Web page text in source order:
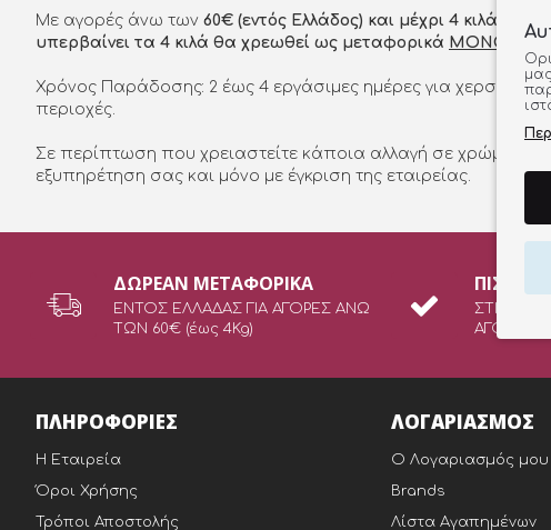
Με αγορές άνω των 60€ (εντός Ελλάδος) και μέχρι 4 κιλά
υπερβαίνει τα 4 κιλά θα χρεωθεί ως μεταφορικά ΜΟΝΟ η
Χρόνος Παράδοσης: 2 έως 4 εργάσιμες ημέρες για
περιοχές.
Σε περίπτωση που χρειαστείτε κάποια αλλαγή σε χρώμα /
εξυπηρέτηση σας και μόνο με έγκριση της εταιρείας.
ΔΩΡEAN ΜΕΤΑΦΟΡΙΚΑ
ΕΝΤΟΣ ΕΛΛΑΔΑΣ ΓΙΑ ΑΓΟΡΕΣ ΑΝΩ
ΤΩΝ 60€ (έως 4Kg)
ΣΤΙΣ
ΑΓΟΡΑΣ
ΠΛΗΡΟΦΟΡΙΕΣ
Η Εταιρεία
Όροι Χρήσης
Τρόποι Αποστολής
ΛΟΓΑΡΙΑΣΜΟΣ
Ο Λογαριασμός μου
Brands
Λίστα Αγαπημένων